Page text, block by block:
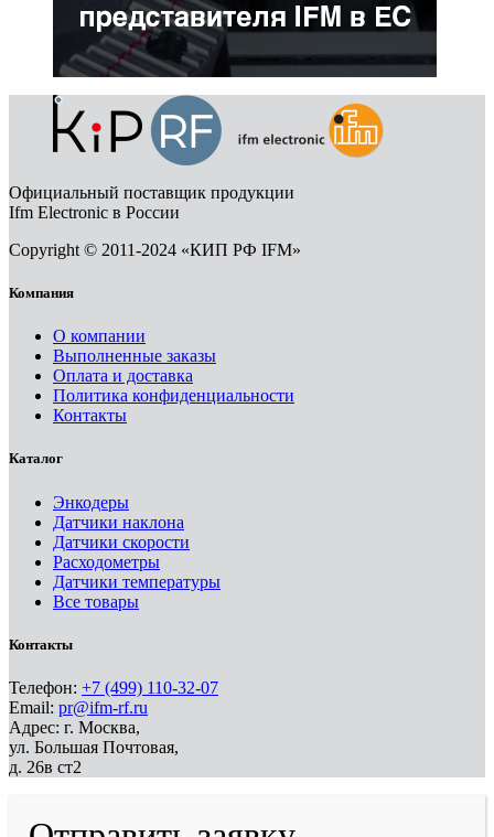
Официальный поставщик продукции
Ifm Electronic в России
Copyright © 2011-2024 «КИП РФ IFM»
Компания
О компании
Выполненные заказы
Оплата и доставка
Политика конфиденциальности
Контакты
Каталог
Энкодеры
Датчики наклона
Датчики скорости
Расходометры
Датчики температуры
Все товары
Контакты
Телефон: +7 (499) 110-32-07
Email: pr@ifm-rf.ru
Адрес: г. Москва,
ул. Большая Почтовая,
д. 26в ст2